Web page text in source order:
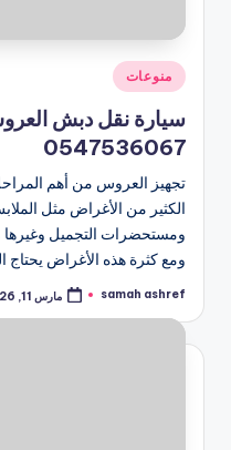
نُشر
في
منوعات
سيارة نقل دبش
0547536067
تجهيز العروس من أهم
الكثير من الأغراض مثل
ومستحضرات التجميل
ومع كثرة هذه الأغراض يحتاج
تمّ
بواسطة
samah ashref مارس 11, 2026